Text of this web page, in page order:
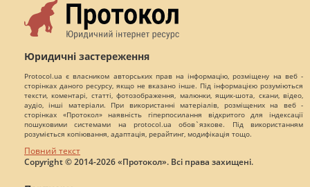
Юридичні застереження
Protocol.ua є власником авторських прав на інформацію, розміщену на веб -
сторінках даного ресурсу, якщо не вказано інше. Під інформацією розуміються
тексти, коментарі, статті, фотозображення, малюнки, ящик-шота, скани, відео,
аудіо, інші матеріали. При використанні матеріалів, розміщених на веб -
сторінках «Протокол» наявність гіперпосилання відкритого для індексації
пошуковими системами на protocol.ua обов`язкове. Під використанням
розуміється копіювання, адаптація, рерайтинг, модифікація тощо.
Повний текст
Copyright © 2014-2026 «Протокол». Всі права захищені.